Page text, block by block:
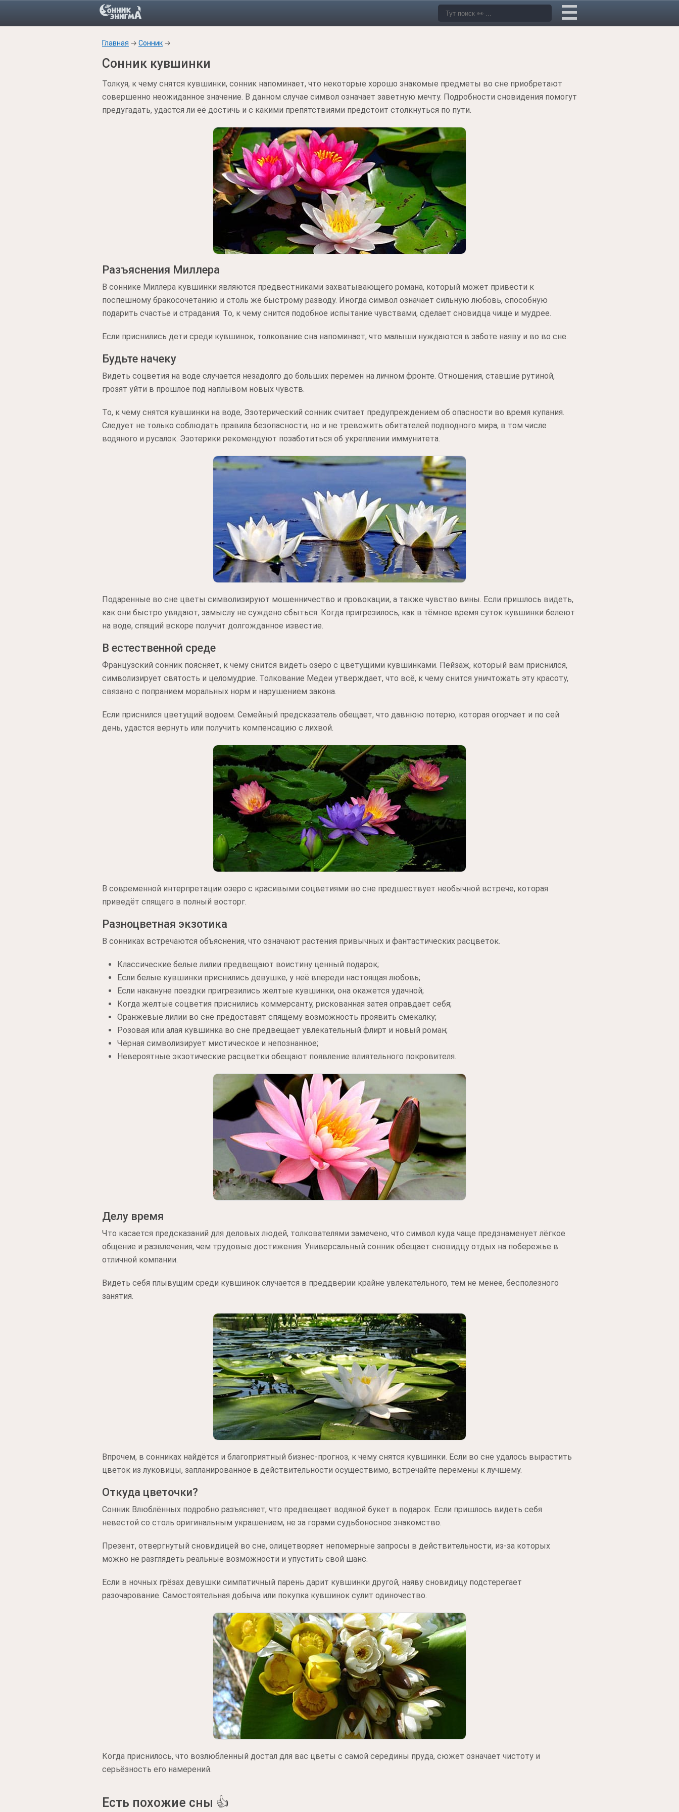
Главная → Сонник →
Сонник кувшинки
Толкуя, к чему снятся кувшинки, сонник напоминает, что некоторые хорошо знакомые предметы во сне приобретают
совершенно неожиданное значение. В данном случае символ означает заветную мечту. Подробности сновидения помогут
предугадать, удастся ли её достичь и с какими препятствиями предстоит столкнуться по пути.
Разъяснения Миллера
В соннике Миллера кувшинки являются предвестниками захватывающего романа, который может привести к
поспешному бракосочетанию и столь же быстрому разводу. Иногда символ означает сильную любовь, способную
подарить счастье и страдания. То, к чему снится подобное испытание чувствами, сделает сновидца чище и мудрее.
Если приснились дети среди кувшинок, толкование сна напоминает, что малыши нуждаются в заботе наяву и во во сне.
Будьте начеку
Видеть соцветия на воде случается незадолго до больших перемен на личном фронте. Отношения, ставшие рутиной,
грозят уйти в прошлое под наплывом новых чувств.
То, к чему снятся кувшинки на воде, Эзотерический сонник считает предупреждением об опасности во время купания.
Следует не только соблюдать правила безопасности, но и не тревожить обитателей подводного мира, в том числе
водяного и русалок. Эзотерики рекомендуют позаботиться об укреплении иммунитета.
Подаренные во сне цветы символизируют мошенничество и провокации, а также чувство вины. Если пришлось видеть,
как они быстро увядают, замыслу не суждено сбыться. Когда пригрезилось, как в тёмное время суток кувшинки белеют
на воде, спящий вскоре получит долгожданное известие.
В естественной среде
Французский сонник поясняет, к чему снится видеть озеро с цветущими кувшинками. Пейзаж, который вам приснился,
символизирует святость и целомудрие. Толкование Медеи утверждает, что всё, к чему снится уничтожать эту красоту,
связано с попранием моральных норм и нарушением закона.
Если приснился цветущий водоем. Семейный предсказатель обещает, что давнюю потерю, которая огорчает и по сей
день, удастся вернуть или получить компенсацию с лихвой.
В современной интерпретации озеро с красивыми соцветиями во сне предшествует необычной встрече, которая
приведёт спящего в полный восторг.
Разноцветная экзотика
В сонниках встречаются объяснения, что означают растения привычных и фантастических расцветок.
Классические белые лилии предвещают воистину ценный подарок;
Если белые кувшинки приснились девушке, у неё впереди настоящая любовь;
Если накануне поездки пригрезились желтые кувшинки, она окажется удачной;
Когда желтые соцветия приснились коммерсанту, рискованная затея оправдает себя;
Оранжевые лилии во сне предоставят спящему возможность проявить смекалку;
Розовая или алая кувшинка во сне предвещает увлекательный флирт и новый роман;
Чёрная символизирует мистическое и непознанное;
Невероятные экзотические расцветки обещают появление влиятельного покровителя.
Делу время
Что касается предсказаний для деловых людей, толкователями замечено, что символ куда чаще предзнаменует лёгкое
общение и развлечения, чем трудовые достижения. Универсальный сонник обещает сновидцу отдых на побережье в
отличной компании.
Видеть себя плывущим среди кувшинок случается в преддверии крайне увлекательного, тем не менее, бесполезного
занятия.
Впрочем, в сонниках найдётся и благоприятный бизнес-прогноз, к чему снятся кувшинки. Если во сне удалось вырастить
цветок из луковицы, запланированное в действительности осуществимо, встречайте перемены к лучшему.
Откуда цветочки?
Сонник Влюблённых подробно разъясняет, что предвещает водяной букет в подарок. Если пришлось видеть себя
невестой со столь оригинальным украшением, не за горами судьбоносное знакомство.
Презент, отвергнутый сновидицей во сне, олицетворяет непомерные запросы в действительности, из-за которых
можно не разглядеть реальные возможности и упустить свой шанс.
Если в ночных грёзах девушки симпатичный парень дарит кувшинки другой, наяву сновидицу подстерегает
разочарование. Самостоятельная добыча или покупка кувшинок сулит одиночество.
Когда приснилось, что возлюбленный достал для вас цветы с самой середины пруда, сюжет означает чистоту и
серьёзность его намерений.
Есть похожие сны 👍